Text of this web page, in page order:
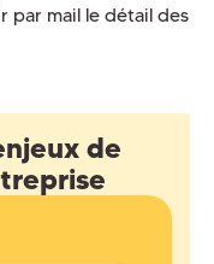
par mail le détail des
de